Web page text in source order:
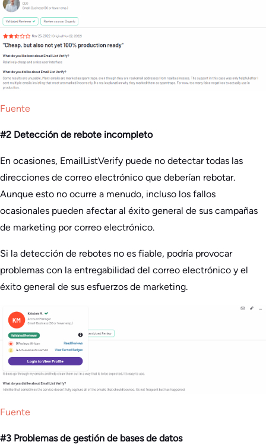
Fuente
#2 Detección de rebote incompleto
En ocasiones, EmailListVerify puede no detectar todas las
direcciones de correo electrónico que deberían rebotar.
Aunque esto no ocurre a menudo, incluso los fallos
ocasionales pueden afectar al éxito general de sus campañas
de marketing por correo electrónico.
Si la detección de rebotes no es fiable, podría provocar
problemas con la entregabilidad del correo electrónico y el
éxito general de sus esfuerzos de marketing.
Fuente
#3 Problemas de gestión de bases de datos